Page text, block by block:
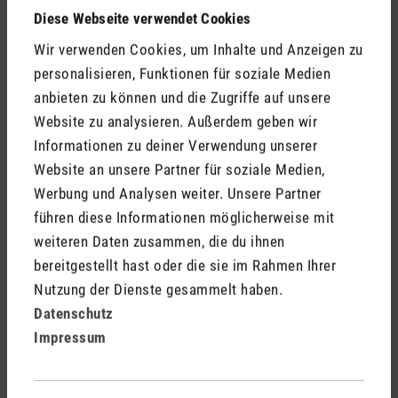
Diese Webseite verwendet Cookies
Wir verwenden Cookies, um Inhalte und Anzeigen zu
personalisieren, Funktionen für soziale Medien
anbieten zu können und die Zugriffe auf unsere
Website zu analysieren. Außerdem geben wir
Informationen zu deiner Verwendung unserer
Website an unsere Partner für soziale Medien,
Werbung und Analysen weiter. Unsere Partner
führen diese Informationen möglicherweise mit
weiteren Daten zusammen, die du ihnen
bereitgestellt hast oder die sie im Rahmen Ihrer
Nutzung der Dienste gesammelt haben.
Datenschutz
Impressum
die schlimmsten Pollenallergie-Symptome haben. Hier
Morgen lüften.
Je nach Wohnort solltest du dein Lüftungsverhalten also
entsprechend anpassen. Besonders rein ist die Luft nach
einem erfrischenden Regen, weil er die Luft reinigt und sie
von Staub und Pollen säubert. Nach einem Regenschauer zu
lüften, ist also sehr sinnvoll.
Warum Luftreiniger für Allergiker und
Allergikerinnen gegen Pollen besonders
geeignet sind
Besonders nützlich sind Geräte, welche mit Hilfe eines